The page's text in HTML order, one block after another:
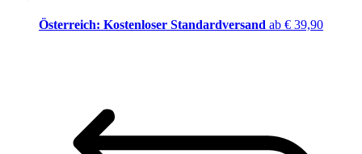
Österreich: Kostenloser Standardversand ab € 39,90